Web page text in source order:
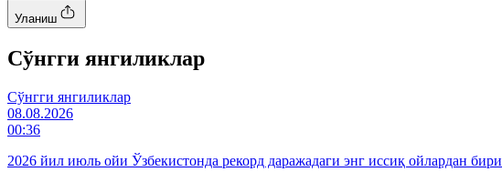
Уланиш
Cўнгги янгиликлар
Cўнгги янгиликлар
08.08.2026
00:36
2026 йил июль ойи Ўзбекистонда рекорд даражадаги энг иссиқ ойлардан